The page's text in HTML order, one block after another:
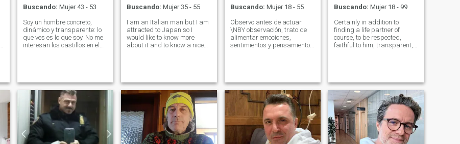
Buscando: Mujer 43 - 53
Soy un hombre concreto,
dinámico y transparente: lo
que ves es lo que soy. No me
interesan los castillos en el
de una cena al aire libre
donde redescubrir el valor de
la compañía. Creo en los
valores de antaño y en la
honestidad absoluta. Busco
una mujer real, elegante y
dulce, que quiera dejarse
amar y -lo digo con orgullo-
Buscando: Mujer 35 - 55
I am an Italian man but I am
attracted to Japan so I
would like to know more
about it and to know a nice
take care of my physical
appearance even
Buscando: Mujer 18 - 55
Observo antes de actuar.
\NBY observación, trato de
alimentar emociones,
sentimientos y pensamientos
siempre estoy dispuesto a
escuchar tus pensamientos
más profundos. \Ni vienen de
Italia. Tengo 57 años.\Ni
estoy viviendo solo. Nunca se
casó. No hay hijos.\Ni lleva
un nivel de vida modesto
pero estable.
Buscando: Mujer 18 - 99
Certainly in addition to
finding a life partner of
course, to be respected,
faithful to him, transparent,
activity in the summer, and
during the other months to